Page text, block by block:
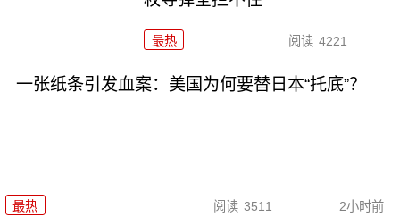
最热 阅读 4221
一张纸条引发血案：美国为何要替日本“托底”？
最热 阅读 3511 2小时前